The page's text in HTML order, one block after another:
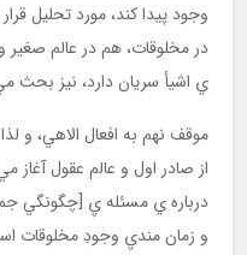
وجود پيدا كند، مورد تحليل
در مخلوقات، هم در عالم
ي اشيأ سريان دارد، نيز بحث
موقف نهم به افعال الاهي، و
از صادر اول و عالم عقول
درباره ي مسئله يِ [چگونگي
و زمان منديِ وجودِ مخلوقات